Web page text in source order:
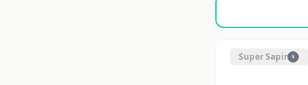
S
Super Sapir